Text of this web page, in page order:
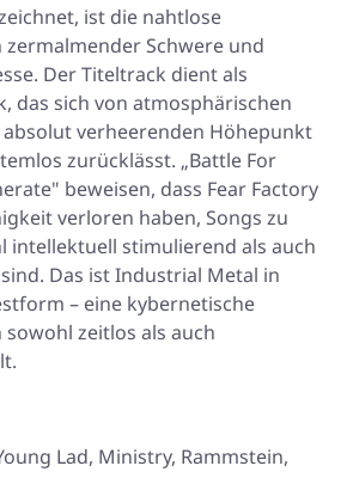
ist die nahtlose
Schwere und
Der Titeltrack dient als
das sich von atmosphärischen
verheerenden Höhepunkt
zurücklässt. „Battle For
beweisen, dass Fear Factory
verloren haben, Songs zu
intellektuell stimulierend als auch
Das ist Industrial Metal in
– eine kybernetische
sowohl zeitlos als auch
Lad, Ministry, Rammstein,